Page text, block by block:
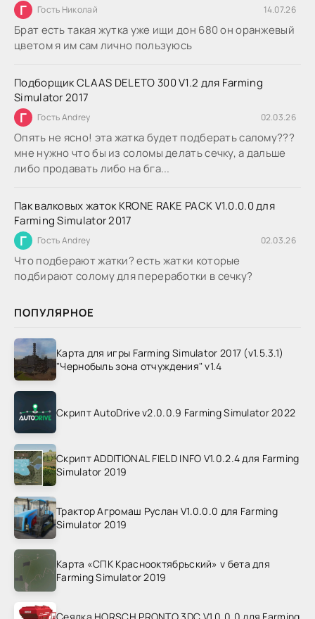
Г Гость Николай 14.07.26
Брат есть такая жутка уже ищи дон 680 он оранжевый
цветом я им сам лично пользуюсь
Подборщик CLAAS DELETO 300 V1.2 для Farming
Simulator 2017
Г Гость Andrey 02.03.26
Опять не ясно! эта жатка будет подберать салому???
мне нужно что бы из соломы делать сечку, а дальше
либо продавать либо на бга...
Пак валковых жаток KRONE RAKE PACK V1.0.0.0 для
Farming Simulator 2017
Г Гость Andrey 02.03.26
Что подберают жатки? есть жатки которые
подбирают солому для переработки в сечку?
ПОПУЛЯРНОЕ
Карта для игры Farming Simulator 2017 (v1.5.3.1)
"Чернобыль зона отчуждения" v1.4
Скрипт AutoDrive v2.0.0.9 Farming Simulator 2022
Скрипт ADDITIONAL FIELD INFO V1.0.2.4 для Farming
Simulator 2019
Трактор Агромаш Руслан V1.0.0.0 для Farming
Simulator 2019
Карта «СПК Краснооктябрьский» v бета для
Farming Simulator 2019